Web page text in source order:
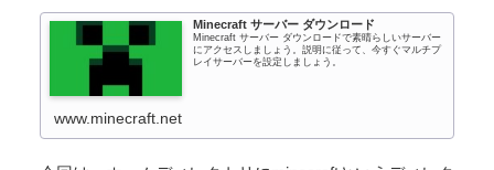
Minecraft サーバー ダウンロード
Minecraft サーバー ダウンロードで素晴らしいサーバー
にアクセスしましょう。説明に従って、今すぐマルチプ
レイサーバーを設定しましょう。
www.minecraft.net